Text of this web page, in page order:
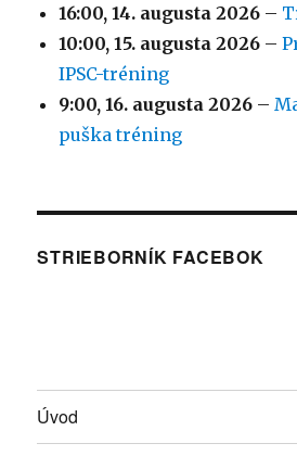
16:00,14. augusta 2026 –
10:00,15. augusta 2026 –
IPSC-tréning
9:00,16. augusta 2026 –
puška tréning
STRIEBORNÍK FACEBOK
Úvod